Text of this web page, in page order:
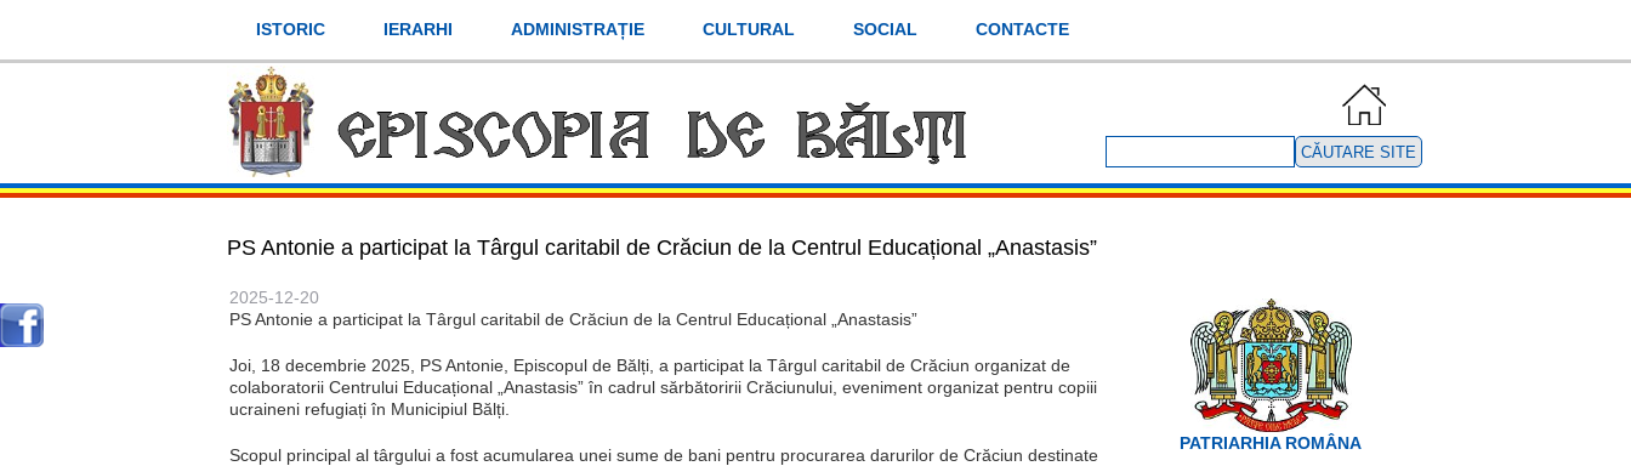
ISTORIC IERARHI ADMINISTRAȚIE CULTURAL SOCIAL CONTACTE
site
PS Antonie a participat la Târgul caritabil de Crăciun de la Centrul Educațional „Anastasis”
2025-12-20
PS Antonie a participat la Târgul caritabil de Crăciun de la Centrul Educațional „Anastasis”
Joi, 18 decembrie 2025, PS Antonie, Episcopul de Bălți, a participat la Târgul caritabil de Crăciun organizat de
colaboratorii Centrului Educațional „Anastasis” în cadrul sărbătoririi Crăciunului, eveniment organizat pentru copiii
ucraineni refugiați în Municipiul Bălți.
Scopul principal al târgului a fost acumularea unei sume de bani pentru procurarea darurilor de Crăciun destinate
PATRIARHIA ROMÂNA